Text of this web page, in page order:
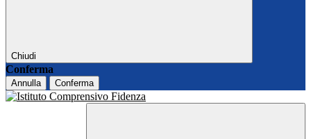
Chiudi
Conferma
Annulla Conferma